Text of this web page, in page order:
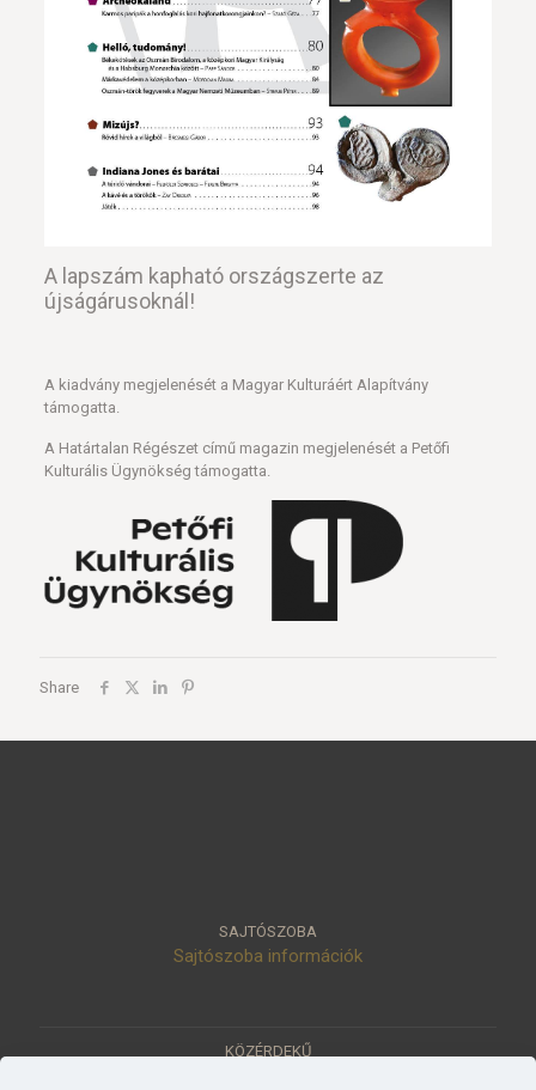
A lapszám kapható országszerte az
újságárusoknál!
A kiadvány megjelenését a Magyar Kulturáért Alapítvány
támogatta.
A Határtalan Régészet című magazin megjelenését a Petőfi
Kulturális Ügynökség támogatta.
Share
SAJTÓSZOBA
Sajtószoba információk
KÖZÉRDEKŰ